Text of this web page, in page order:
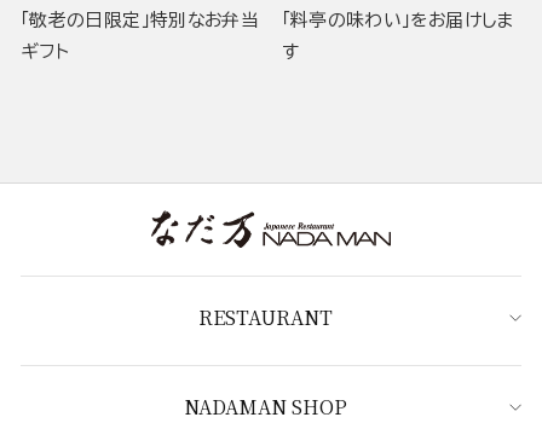
「敬老の日限定」特別なお弁当
ギフト
「料亭の味わい」をお届けしま
す
RESTAURANT
NADAMAN SHOP